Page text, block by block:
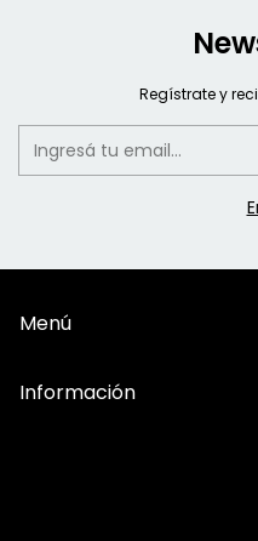
Regístrate y
Menú
Información